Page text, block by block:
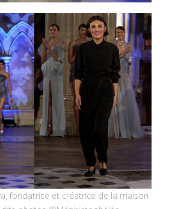
fondatrice et créatrice de la maison